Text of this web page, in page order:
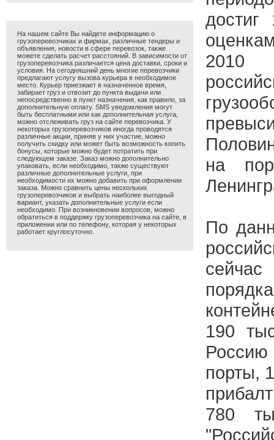
На нашем сайте Вы найдете информацию о
грузоперевозчиках и фирмах, различные тендеры и
объявления, новости в сфере перевозок, также
можете сделать расчет расстояний. В зависимости от
грузоперевозчика различается цена доставки, сроки и
условия. На сегодняшний день многие перевозчики
предлагают услугу вызова курьера в необходимое
место. Курьер приезжает в назначенное время,
забирает груз и отвозит до пункта выдачи или
непосредственно в пункт назначения, как правило, за
дополнительную оплату. SMS уведомления могут
быть бесплатными или как дополнительная услуга,
можно отслеживать груз на сайте перевозчика. У
некоторых грузоперевозчиков иногда проводятся
различные акции, приняв у них участие, можно
получить скидку или может быть возможность копить
бонусы, которые можно будет потратить при
следующем заказе. Заказ можно дополнительно
упаковать, если необходимо, также существуют
различные дополнительные услуги, при
необходимости их можно добавить при оформлении
заказа. Можно сравнить цены нескольких
грузоперевозчиков и выбрать наиболее выгодный
вариант, указать дополнительные услуги если
необходимо. При возникновении вопросов, можно
обратиться в поддержку грузоперевозчика на сайте, в
приложении или по телефону, которая у некоторых
работает круглосуточно.
на
По
190
порты,
780